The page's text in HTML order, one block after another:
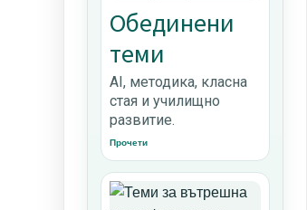
Обединени
теми
AI, методика, класна
стая и училищно
развитие.
Прочети